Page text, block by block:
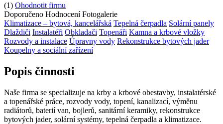
(1) Ohodnotit firmu
Doporučeno Hodnocení Fotogalerie
Klimatizace – bytová, kancelářská Tepelná čerpadla Solární panely
Dlaždiči Instalatéři Obkladači Topenáři Kamna a krbové vložky
Rozvody a instalace Úpravny vody Rekonstrukce bytových jader
Koupelny a sociální zařízení
Popis činnosti
Naše firma se specializuje na krby a krbové obestavby, instalatérské
a topenářské práce, rozvody vody, topení, kanalizací, výměnu
radiátorů, baterií van, bojlerů, sanitární keramiky, rekonstrukce
bytových jader, solární systémy, tepelná čerpadla a klimatizace.